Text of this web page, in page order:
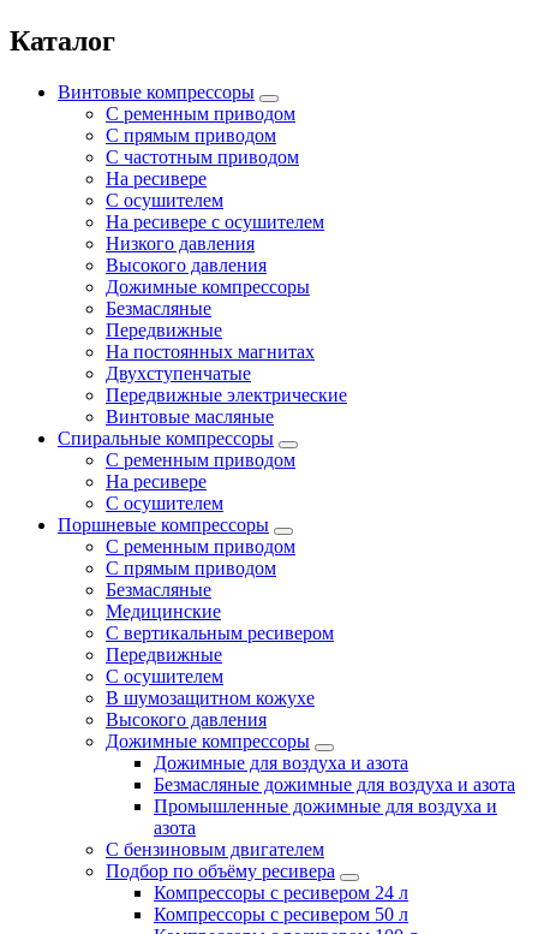
Каталог
Винтовые компрессоры
С ременным приводом
С прямым приводом
С частотным приводом
На ресивере
С осушителем
На ресивере с осушителем
Низкого давления
Высокого давления
Дожимные компрессоры
Безмасляные
Передвижные
На постоянных магнитах
Двухступенчатые
Передвижные электрические
Винтовые масляные
Спиральные компрессоры
С ременным приводом
На ресивере
С осушителем
Поршневые компрессоры
С ременным приводом
С прямым приводом
Безмасляные
Медицинские
С вертикальным ресивером
Передвижные
С осушителем
В шумозащитном кожухе
Высокого давления
Дожимные компрессоры
Дожимные для воздуха и азота
Безмасляные дожимные для воздуха и азота
Промышленные дожимные для воздуха и
азота
С бензиновым двигателем
Подбор по объёму ресивера
Компрессоры с ресивером 24 л
Компрессоры с ресивером 50 л